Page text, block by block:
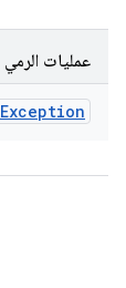
عمليات الرمي
Exception